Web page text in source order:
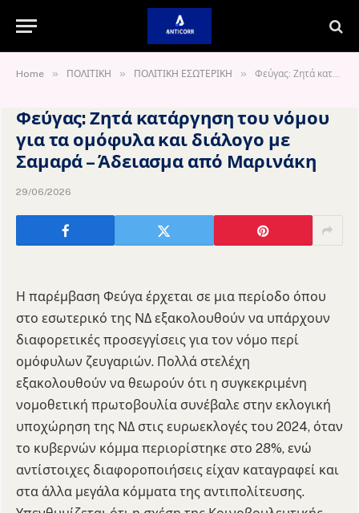
Home » ΠΟΛΙΤΙΚΗ » ΠΟΛΙΤΙΚΗ ΕΣΩΤΕΡΙΚΗ » Φεύγας: Ζητά κατάργηση του νόμου για τα ομόφυλα και διάλογο με Σαμαρά – Άδειασμα από Μαρινάκη
Φεύγας: Ζητά κατάργηση του νόμου
για τα ομόφυλα και διάλογο με
Σαμαρά – Άδειασμα από Μαρινάκη
29/06/2026
Η παρέμβαση Φεύγα έρχεται σε μια περίοδο όπου
στο εσωτερικό της ΝΔ εξακολουθούν να υπάρχουν
διαφορετικές προσεγγίσεις για τον νόμο περί
ομόφυλων ζευγαριών. Πολλά στελέχη
εξακολουθούν να θεωρούν ότι η συγκεκριμένη
νομοθετική πρωτοβουλία συνέβαλε στην εκλογική
υποχώρηση της ΝΔ στις ευρωεκλογές του 2024, όταν
το κυβερνών κόμμα περιορίστηκε στο 28%, ενώ
αντίστοιχες διαφοροποιήσεις είχαν καταγραφεί και
στα άλλα μεγάλα κόμματα της αντιπολίτευσης.